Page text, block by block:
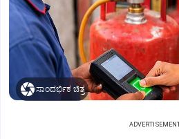
ಸಾಂದರ್ಭಿಕ ಚಿತ್ರ